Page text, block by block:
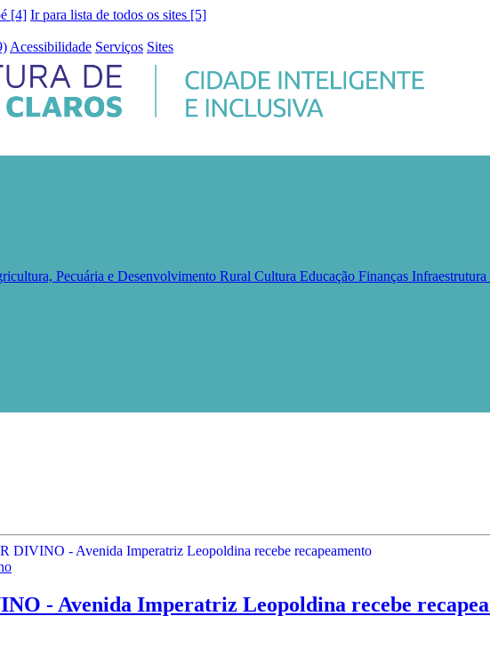
[4] Ir para lista de todos os sites [5]
Acessibilidade Serviços Sites
Pecuária e Desenvolvimento Rural Cultura Educação Finanças
- Avenida Imperatriz Leopoldina recebe